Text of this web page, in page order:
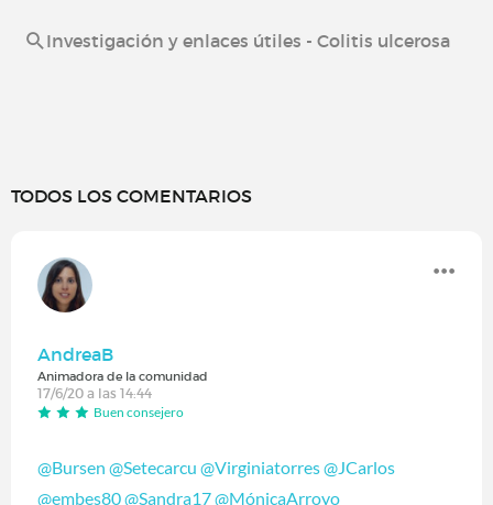
Investigación y enlaces útiles - Colitis ulcerosa
TODOS LOS COMENTARIOS
AndreaB
Animadora de la comunidad
17/6/20 a las 14:44
Buen consejero
@Bursen @Setecarcu @Virginiatorres@JCarlos
@embes80@Sandra17@MónicaArroyo